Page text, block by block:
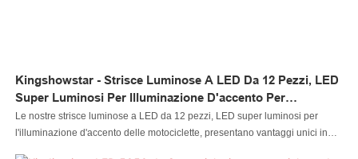
Kingshowstar - Strisce Luminose A LED Da 12 Pezzi, LED
Super Luminosi Per Illuminazione D'accento Per
Motociclette, Kit Luci Per Moto A LED Da 10 Pezzi 5050
Le nostre strisce luminose a LED da 12 pezzi, LED super luminosi per
l'illuminazione d'accento delle motociclette, presentano vantaggi unici in